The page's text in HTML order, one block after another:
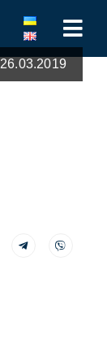
26.03.2019